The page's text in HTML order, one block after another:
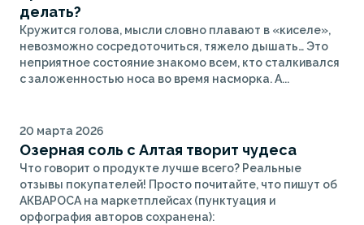
делать?
Кружится голова, мысли словно плавают в «киселе»,
невозможно сосредоточиться, тяжело дышать… Это
неприятное состояние знакомо всем, кто сталкивался
с заложенностью носа во время насморка. А...
20 марта 2026
Озерная соль с Алтая творит чудеса
Что говорит о продукте лучше всего? Реальные
отзывы покупателей! Просто почитайте, что пишут об
АКВАРОСА на маркетплейсах (пунктуация и
орфография авторов сохранена):